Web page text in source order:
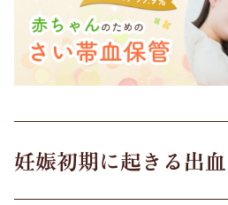
妊娠初期に起きる出